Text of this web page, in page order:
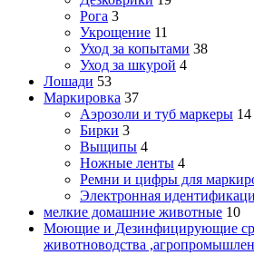
Рога 3
Укрощение 11
Уход за копытами 38
Уход за шкурой 4
Лошади 53
Маркировка 37
Аэрозоли и туб маркеры 14
Бирки 3
Выщипы 4
Ножные ленты 4
Ремни и цифры для
Электронная
мелкие домашние животные 10
Моющие и Дезинфицирующие
животноводства